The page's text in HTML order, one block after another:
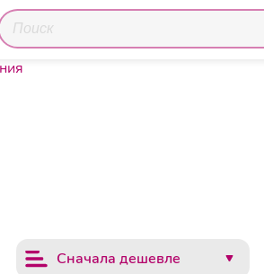
Сначала дешевле